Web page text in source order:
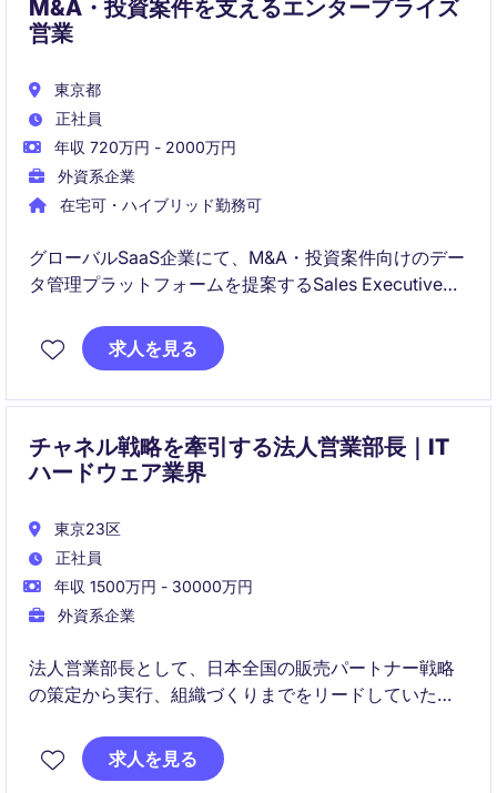
M&A・投資案件を支えるエンタープライズ
営業
東京都
正社員
年収 720万円 - 2000万円
外資系企業
在宅可・ハイブリッド勤務可
グローバルSaaS企業にて、M&A・投資案件向けのデー
タ管理プラットフォームを提案するSales Executiveを
新規顧客開拓から既存顧客深耕まで担当し、企業の重
求人を見る
チャネル戦略を牽引する法人営業部長｜IT
ハードウェア業界
東京23区
正社員
年収 1500万円 - 30000万円
外資系企業
法人営業部長として、日本全国の販売パートナー戦略
の策定から実行、組織づくりまでをリードしていただ
業計画立案を通じて売上成長を牽引するポジションで
す.
求人を見る